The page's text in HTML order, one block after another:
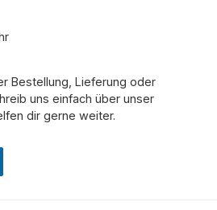
Bestellung, Lieferung oder
uns einfach über unser
dir gerne weiter.